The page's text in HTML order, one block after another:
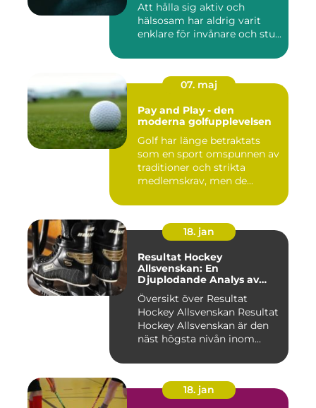
Att hålla sig aktiv och
hälsosam har aldrig varit
enklare för invånare och stu...
07. maj
Pay and Play - den
moderna golfupplevelsen
Golf har länge betraktats
som en sport omspunnen av
traditioner och strikta
medlemskrav, men de...
18. jan
Resultat Hockey
Allsvenskan: En
Djuplodande Analys av
Sveriges Mest Populära
Ishockeyliga
Översikt över Resultat
Hockey Allsvenskan Resultat
Hockey Allsvenskan är den
näst högsta nivån inom...
18. jan